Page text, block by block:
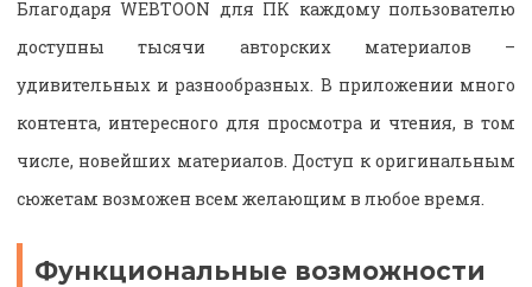
Благодаря WEBTOON для ПК каждому пользователю
доступны тысячи авторских материалов –
удивительных и разнообразных. В приложении много
контента, интересного для просмотра и чтения, в том
числе, новейших материалов. Доступ к оригинальным
сюжетам возможен всем желающим в любое время.
Функциональные возможности